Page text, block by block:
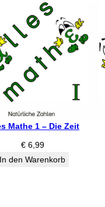
Mathe 1 – Die Zeit
€6,99
In den Warenkorb